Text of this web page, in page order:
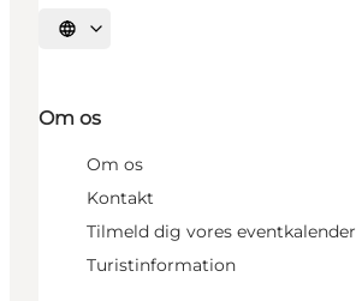
Vælg sprog
Om os
Om os
Kontakt
Tilmeld dig vores eventkalender
Turistinformation